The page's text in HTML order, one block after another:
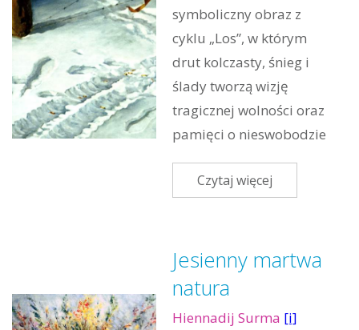
symboliczny obraz z
cyklu „Los”, w którym
drut kolczasty, śnieg i
ślady tworzą wizję
tragicznej wolności oraz
pamięci o nieswobodzie
Czytaj więcej
Jesienny martwa
natura
Hiennadij Surma [i]